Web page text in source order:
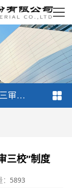
宁新新材新媒体信息发布“三审三校”制度
三校”制度
5893